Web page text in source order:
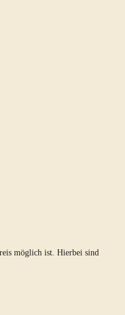
möglich ist. Hierbei sind